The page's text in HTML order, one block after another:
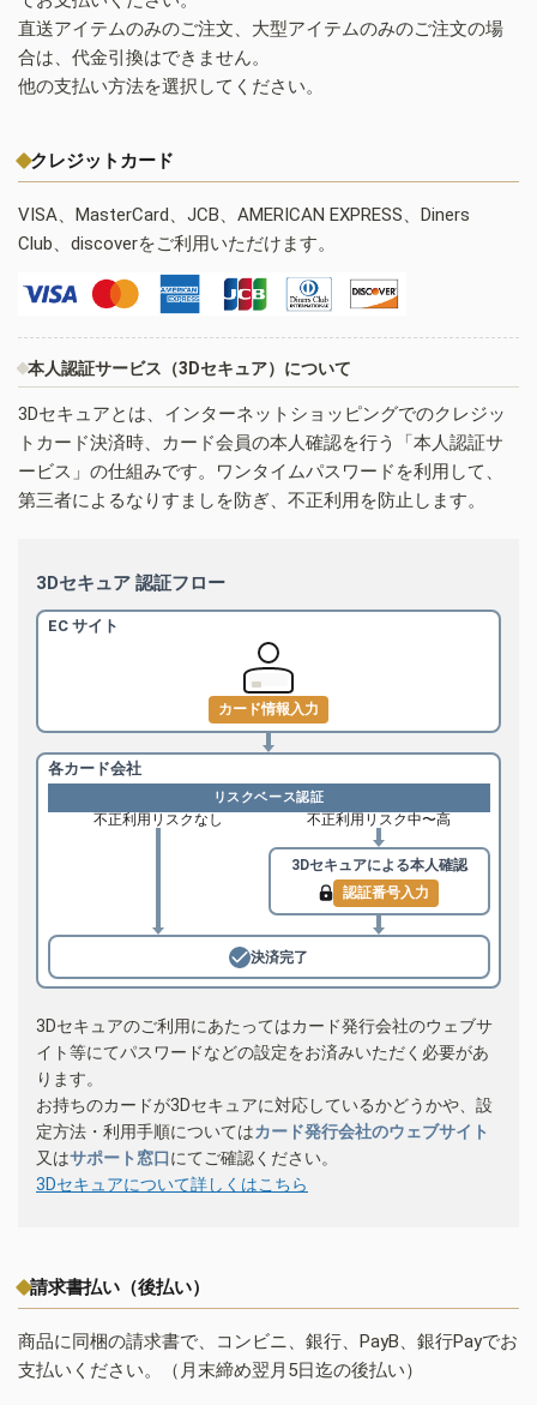
直送アイテムのみのご注文、大型アイテムのみのご注文の場
合は、代金引換はできません。
他の支払い方法を選択してください。
クレジットカード
VISA、MasterCard、JCB、AMERICAN EXPRESS、Diners
Club、discoverをご利用いただけます。
本人認証サービス（3Dセキュア）について
3Dセキュアとは、インターネットショッピングでのクレジッ
トカード決済時、カード会員の本人確認を行う「本人認証サ
ービス」の仕組みです。ワンタイムパスワードを利用して、
第三者によるなりすましを防ぎ、不正利用を防止します。
3Dセキュア 認証フロー
EC サイト
カード情報入力
各カード会社
リスクベース認証
不正利用リスクなし 不正利用リスク中〜高
3Dセキュアによる本人確認
認証番号入力
決済完了
3Dセキュアのご利用にあたってはカード発行会社のウェブサ
イト等にてパスワードなどの設定をお済みいただく必要があ
ります。
お持ちのカードが3Dセキュアに対応しているかどうかや、設
定方法・利用手順についてはカード発行会社のウェブサイト
又はサポート窓口にてご確認ください。
3Dセキュアについて詳しくはこちら
請求書払い（後払い）
商品に同梱の請求書で、コンビニ、銀行、PayB、銀行Payでお
支払いください。（月末締め翌月5日迄の後払い）